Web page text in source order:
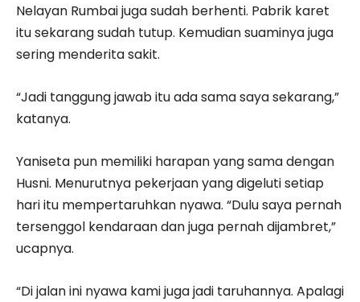
Nelayan Rumbai juga sudah berhenti. Pabrik karet
itu sekarang sudah tutup. Kemudian suaminya juga
sering menderita sakit.
“Jadi tanggung jawab itu ada sama saya sekarang,”
katanya.
Yaniseta pun memiliki harapan yang sama dengan
Husni. Menurutnya pekerjaan yang digeluti setiap
hari itu mempertaruhkan nyawa. “Dulu saya pernah
tersenggol kendaraan dan juga pernah dijambret,”
ucapnya.
“Di jalan ini nyawa kami juga jadi taruhannya. Apalagi